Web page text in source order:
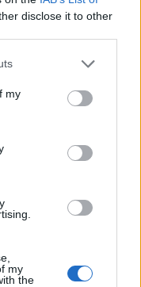
disclose it to other
one or more Google
You may click to
third-party tags to
in below Google
my
my
the